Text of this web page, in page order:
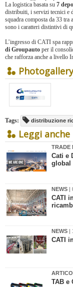
La logistica basata su 7
distribuiti, i servizi tecnici e
squadra composta da 33 tra
sono i caratteri distintivi di
L’ingresso di CATI spa
di Groupauto per il
che rafforza anche a livello
Photogallery
Tags: distribuzione
Leggi anche
TRADE
Cati e
global
NEWS |
​CATI
NEWS |
CATI
​TAB e